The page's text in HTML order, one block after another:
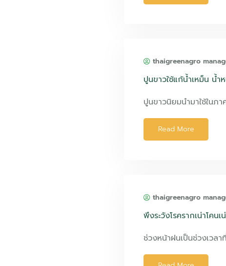
thaigreenagro
ปูนขาวใช้แก้น้ำเหม็น น้ำ
ปูนขาวนิยมนำมาใช้ในภ
Read More
thaigreenagro
พึงระวังโรครากเน่าโคน
ช่วงหน้าฝนเป็นช่วงเวลา